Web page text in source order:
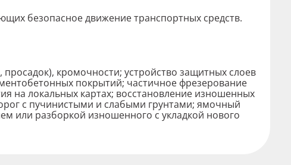
безопасное движение транспортных средств.
кромочности; устройство защитных слоев
покрытий; частичное фрезерование
на локальных картах; восстановление изношенных
с пучинистыми и слабыми грунтами; ямочный
или разборкой изношенного с укладкой нового